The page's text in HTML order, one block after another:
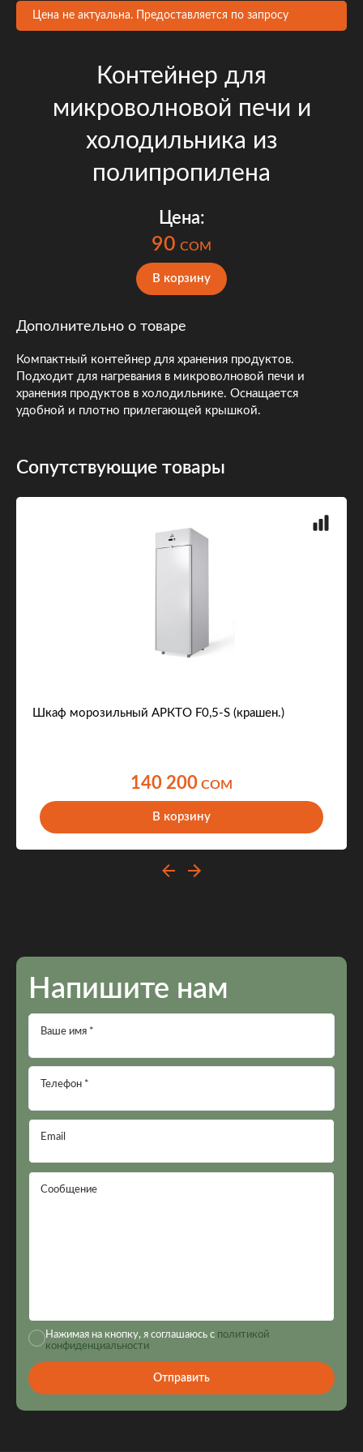
Цена не актуальна. Предоставляется по запросу
Контейнер для
микроволновой печи и
холодильника из
полипропилена
Цена:
90 COM
В корзину
Дополнительно о товаре
Компактный контейнер для хранения продуктов.
Подходит для нагревания в микроволновой печи и
хранения продуктов в холодильнике. Оснащается
удобной и плотно прилегающей крышкой.
Сопутствующие товары
Шкаф морозильный АРКТО F0,5-S (крашен.)
140 200 COM
В корзину
Напишите нам
Ваше имя *
Телефон *
Email
Сообщение
Нажимая на кнопку, я соглашаюсь с политикой
конфиденциальности
Отправить